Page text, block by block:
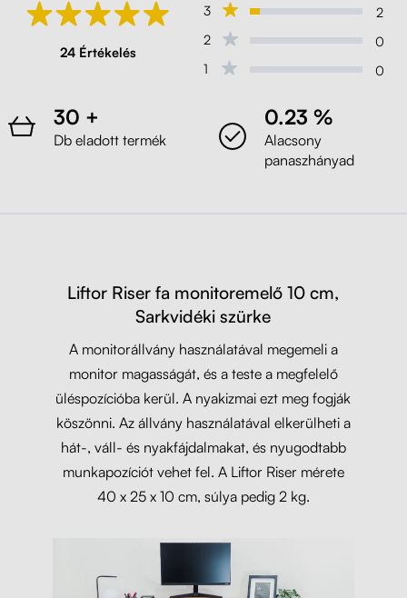
(H1487)
Bramberg fenyő
Liftor Riser fa monitoremelő 10 cm
(H3734)
Természetes dijoni dió
24 Értékelés
3
2
2
0
1
0
30 +
Db eladott termék
0.23 %
Alacsony
panaszhányad
Liftor Riser fa monitoremelő 10 cm,
Sarkvidéki szürke
A monitorállvány használatával megemeli a
monitor magasságát, és a teste a megfelelő
üléspozícióba kerül. A nyakizmai ezt meg fogják
köszönni. Az állvány használatával elkerülheti a
hát-, váll- és nyakfájdalmakat, és nyugodtabb
munkapozíciót vehet fel. A Liftor Riser mérete
40 x 25 x 10 cm, súlya pedig 2 kg.